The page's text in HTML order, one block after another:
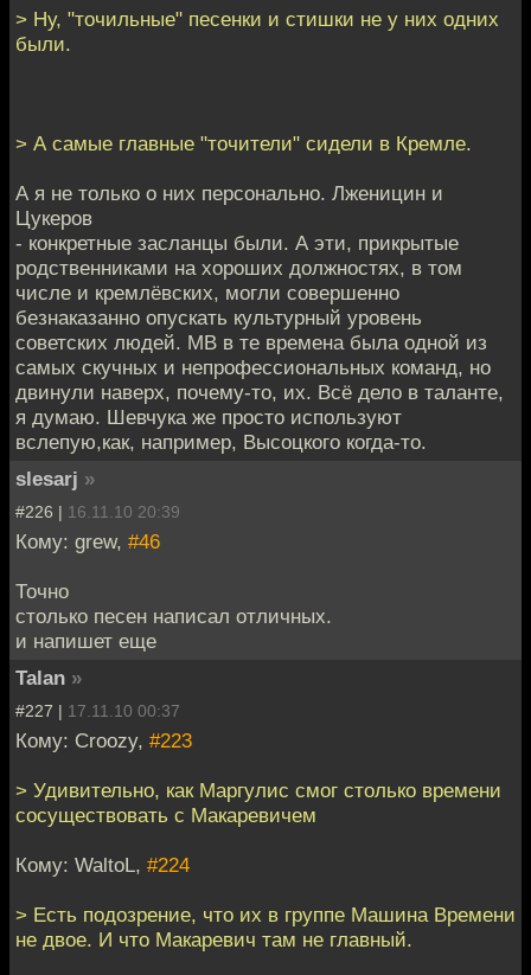
> Ну, "точильные" песенки и стишки не у них одних
были.
> А самые главные "точители" сидели в Кремле.
А я не только о них персонально. Лженицин и
Цукеров
- конкретные засланцы были. А эти, прикрытые
родственниками на хороших должностях, в том
числе и кремлёвских, могли совершенно
безнаказанно опускать культурный уровень
советских людей. МВ в те времена была одной из
самых скучных и непрофессиональных команд, но
двинули наверх, почему-то, их. Всё дело в таланте,
я думаю. Шевчука же просто используют
вслепую,как, например, Высоцкого когда-то.
slesarj »
#226 | 16.11.10 20:39
Кому: grew, #46
Точно
столько песен написал отличных.
и напишет еще
Talan »
#227 | 17.11.10 00:37
Кому: Croozy, #223
> Удивительно, как Маргулис смог столько времени
сосуществовать с Макаревичем
Кому: WaltoL, #224
> Есть подозрение, что их в группе Машина Времени
не двое. И что Макаревич там не главный.